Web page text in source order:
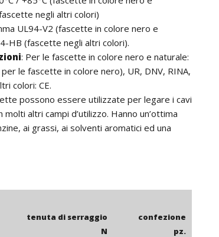
negli altri colori)
UL94-V2 (fascette in colore nero e
HB (fascette negli altri colori).
: Per le fascette in colore nero e naturale:
le fascette in colore nero), UR, DNV, RINA,
colori: CE.
possono essere utilizzate per legare i cavi
altri campi d’utilizzo. Hanno un’ottima
ai grassi, ai solventi aromatici ed una
fascette in colore nero che, grazie agli additivi
ai raggi UV superiore. La lunghezza
tenuta di serraggio
N
confezione
pz.